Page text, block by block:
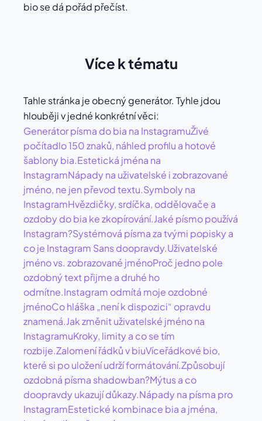
bio se dá pořád přečíst.
Více k tématu
Tahle stránka je obecný generátor. Tyhle jdou
hlouběji v jedné konkrétní věci:
Generátor písma do bia na InstagramuŽivé
počítadlo 150 znaků, náhled profilu a hotové
šablony bia.Estetická jména na
InstagramNápady na uživatelské i zobrazované
jméno, ne jen převod textu.Symboly na
InstagramHvězdičky, srdíčka, oddělovače a
ozdoby do bia ke zkopírování.Jaké písmo používá
Instagram?Systémová písma za tvými popisky a
co je Instagram Sans doopravdy.Uživatelské
jméno vs. zobrazované jménoProč jedno pole
ozdobný text přijme a druhé ho
odmítne.Instagram odmítá moje ozdobné
jménoCo hláška „není k dispozici“ opravdu
znamená.Jak změnit uživatelské jméno na
InstagramuKroky, limity a co se tím
rozbije.Zalomení řádků v biuVíceřádkové bio,
které si po uložení udrží formátování.Způsobují
ozdobná písma shadowban?Mýtus a co
doopravdy ukazují důkazy.Nápady na písma pro
InstagramEstetické kombinace bia a jména,